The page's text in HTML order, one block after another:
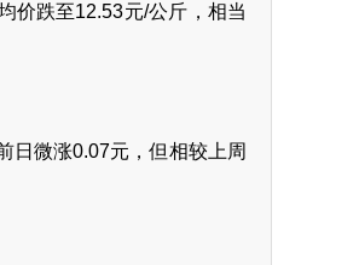
价跌至12.53元/公斤，相当
日微涨0.07元，但相较上周